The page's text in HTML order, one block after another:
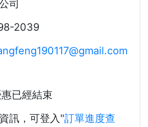
司
2039
已經結束
訊，可登入"訂單進度查